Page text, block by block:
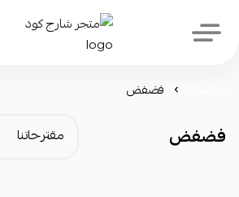
متجر شارج كود
فضفض
فضفض